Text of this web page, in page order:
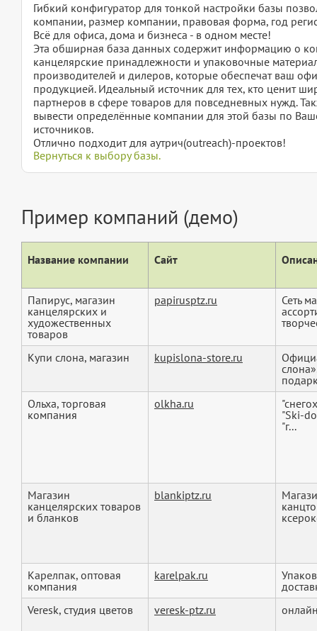
Гибкий конфигуратор для тонкой настройки базы
компании, размер компании, правовая форма, год
Всё для офиса, дома и бизнеса - в одном месте!
Эта обширная база данных содержит информацию о
канцелярские принадлежности и упаковочные
производителей и дилеров, которые обеспечат ваш
продукцией. Идеальный источник для тех, кто ценит
партнеров в сфере товаров для повседневных нужд.
вывести определённые компании для этой базы по
источников.
Отлично подходит для аутрич(outreach)-проектов!
Вернуться к выбору базы.
Пример компаний (демо)
Название компании Сайт
Папирус, магазин
канцелярских и
художественных
товаров
papirusptz.ru
Сеть
Купи слона, магазин kupislona-store.ru
Ольха, торговая
компания
olkha.ru
"Ski-
"г...
Магазин
канцелярских товаров
и бланков
blankiptz.ru
Карелпак, оптовая
компания
karelpak.ru
Veresk, студия цветов
veresk-ptz.ru